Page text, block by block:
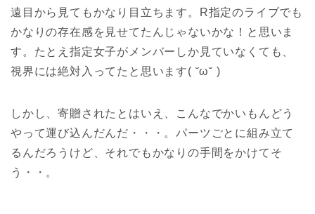
遠目から見てもかなり目立ちます。R指定のライブでも
かなりの存在感を見せてたんじゃないかな！と思いま
す。たとえ指定女子がメンバーしか見ていなくても、
視界には絶対入ってたと思います( ˘ω˘ )
しかし、寄贈されたとはいえ、こんなでかいもんどう
やって運び込んだんだ・・・。パーツごとに組み立て
るんだろうけど、それでもかなりの手間をかけてそ
う・・。